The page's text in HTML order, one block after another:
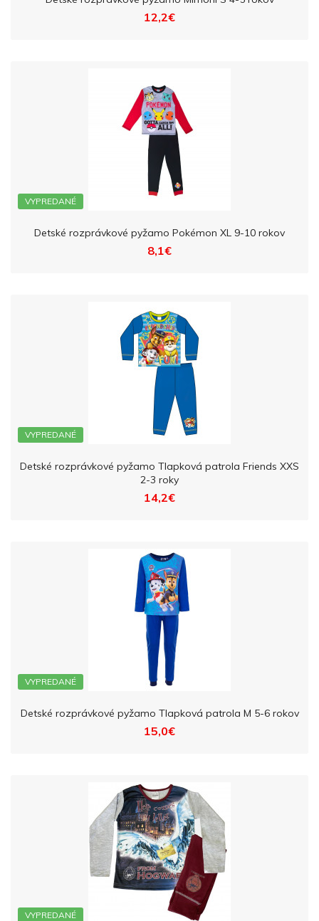
12,2€
VYPREDANÉ
Detské rozprávkové pyžamo Pokémon XL 9-10 rokov
8,1€
VYPREDANÉ
Detské rozprávkové pyžamo Tlapková patrola Friends XXS
2-3 roky
14,2€
VYPREDANÉ
Detské rozprávkové pyžamo Tlapková patrola M 5-6 rokov
15,0€
VYPREDANÉ